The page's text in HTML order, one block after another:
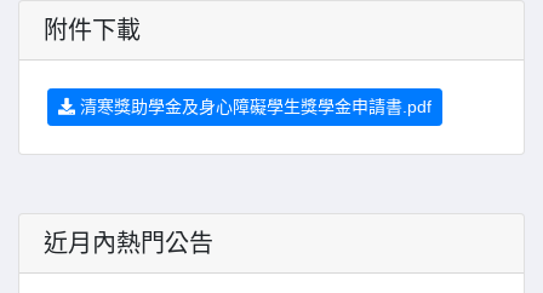
附件下載
清寒獎助學金及身心障礙學生獎學金申請書.pdf
近月內熱門公告